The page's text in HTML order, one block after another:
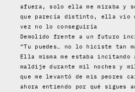
afuera, solo ella me miraba y
que parecía distinto, ella vio
vez no lo conseguiría
Demolido frente a un futuro
“Tu puedes… no lo hiciste tan
Ella misma me estaba
maldije durante mil noches y
que me levantó de mis peores
ahora entiendo por qué sigues